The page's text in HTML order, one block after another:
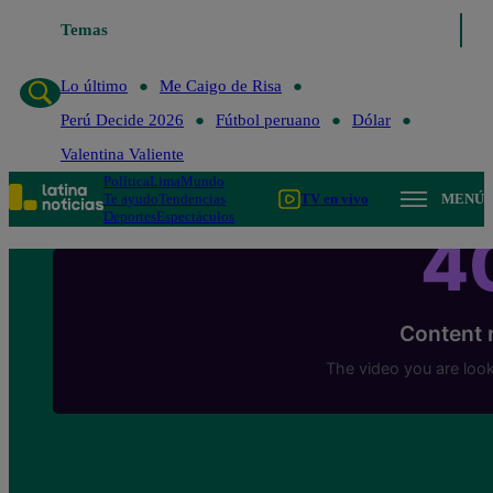
Temas
Lo último
Me Caigo de Risa
Perú Decide 2026
Fútbol peruano
Dólar
Valentina Valiente
PolíticaLimaMundo
Te ayudoTendencias
DeportesEspectáculos
TV en vivo MENÚ